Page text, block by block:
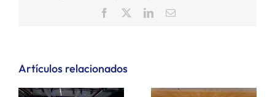
Facebook LinkedInCorreo
Artículos relacionados